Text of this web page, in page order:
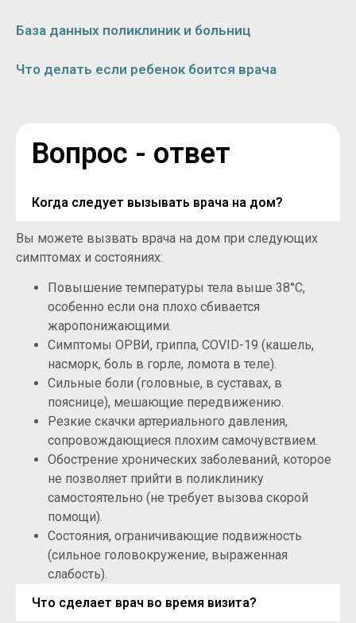
База данных поликлиник и больниц
Что делать если ребенок боится врача
Вопрос - ответ
Когда следует вызывать врача на дом?
Вы можете вызвать врача на дом при следующих
симптомах и состояниях:
Повышение температуры тела выше 38°C,
особенно если она плохо сбивается
жаропонижающими.
Симптомы ОРВИ, гриппа, COVID-19 (кашель,
насморк, боль в горле, ломота в теле).
Сильные боли (головные, в суставах, в
пояснице), мешающие передвижению.
Резкие скачки артериального давления,
сопровождающиеся плохим самочувствием.
Обострение хронических заболеваний, которое
не позволяет прийти в поликлинику
самостоятельно (не требует вызова скорой
помощи).
Состояния, ограничивающие подвижность
(сильное головокружение, выраженная
слабость).
Что сделает врач во время визита?